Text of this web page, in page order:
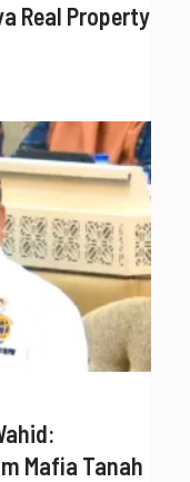
Real Property
Mafia Tanah